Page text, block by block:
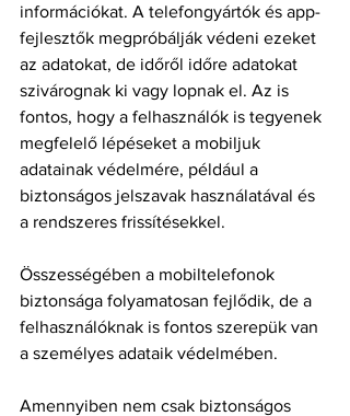
információkat. A telefongyártók és app-
fejlesztők megpróbálják védeni ezeket
az adatokat, de időről időre adatokat
szivárognak ki vagy lopnak el. Az is
fontos, hogy a felhasználók is tegyenek
megfelelő lépéseket a mobiljuk
adatainak védelmére, például a
biztonságos jelszavak használatával és
a rendszeres frissítésekkel.
Összességében a mobiltelefonok
biztonsága folyamatosan fejlődik, de a
felhasználóknak is fontos szerepük van
a személyes adataik védelmében.
Amennyiben nem csak biztonságos